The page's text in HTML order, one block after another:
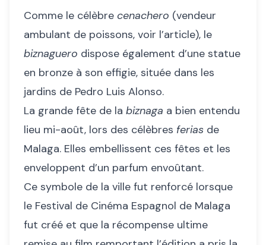
Comme le célèbre cenachero (vendeur
ambulant de poissons, voir l’article), le
biznaguero dispose également d’une statue
en bronze à son effigie, située dans les
jardins de Pedro Luis Alonso.
La grande fête de la biznaga a bien entendu
lieu mi-août, lors des célèbres ferias de
Malaga. Elles embellissent ces fêtes et les
enveloppent d’un parfum envoûtant.
Ce symbole de la ville fut renforcé lorsque
le Festival de Cinéma Espagnol de Malaga
fut créé et que la récompense ultime